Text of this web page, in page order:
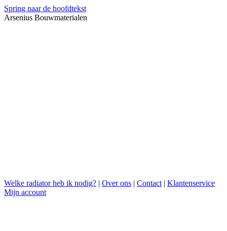
Spring naar de hoofdtekst
Arsenius Bouwmaterialen
Welke radiator heb ik nodig? | Over ons | Contact | Klantenservice
Mijn account